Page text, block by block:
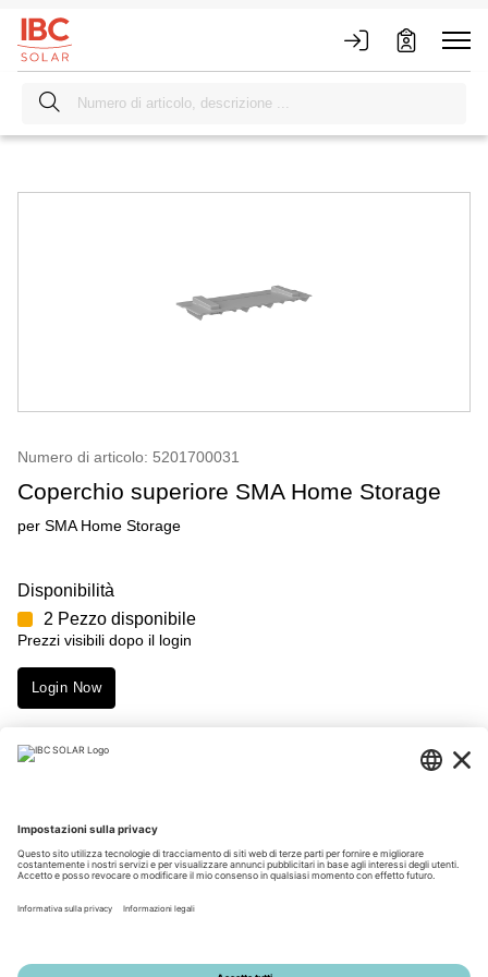
Numero di articolo: 5201700031
Coperchio superiore SMA Home Storage
per SMA Home Storage
Disponibilità
2 Pezzo disponibile
Prezzi visibili dopo il login
Login Now
Merkmale
Download